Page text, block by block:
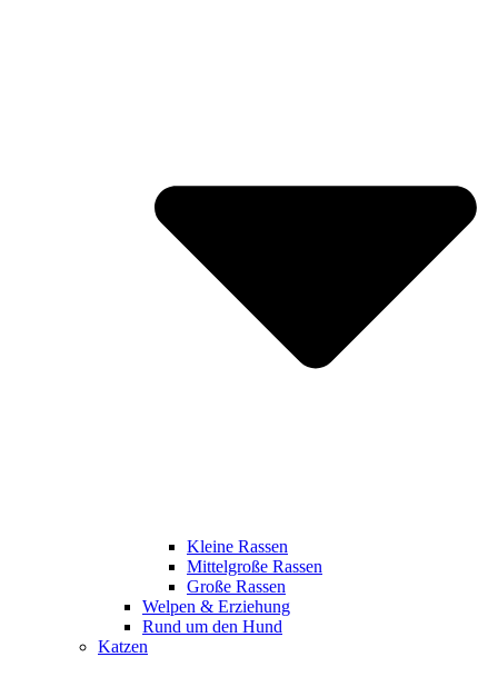
Kleine Rassen
Mittelgroße Rassen
Große Rassen
Welpen & Erziehung
Rund um den Hund
Katzen